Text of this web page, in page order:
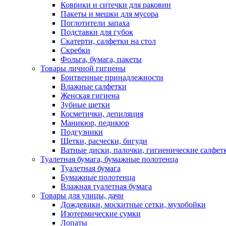
Коврики и ситечки для раковин
Пакеты и мешки для мусора
Поглотители запаха
Подставки для губок
Скатерти, салфетки на стол
Скребки
Фольга, бумага, пакеты
Товары личной гигиены
Бритвенные принадлежности
Влажные салфетки
Женская гигиена
Зубные щетки
Косметички, депиляция
Маникюр, педикюр
Подгузники
Щетки, расчески, бигуди
Ватные диски, палочки, гигиенические
Туалетная бумага, бумажные полотенца
Туалетная бумага
Бумажные полотенца
Влажная туалетная бумага
Товары для улицы, дачи
Дождевики, москитные сетки, мухобойки
Изотермические сумки
Лопаты